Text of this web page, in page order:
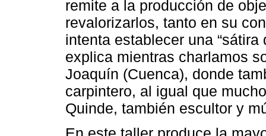
remite a la producción de
revalorizarlos, tanto en su
intenta establecer una
explica mientras charlamos
Joaquín (Cuenca), donde
carpintero, al igual que
Quinde, también escultor y